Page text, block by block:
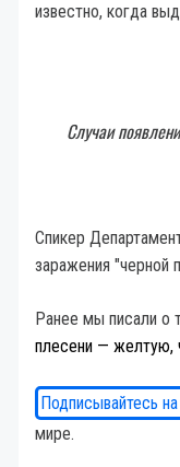
известно, когда
Случаи
Спикер
заражения "черной
Ранее мы писали о
плесени — желтую,
Подписывайтесь
мире.